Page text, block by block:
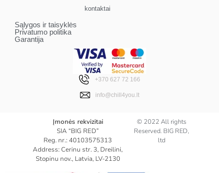
kontaktai
Sąlygos ir taisyklės
Privatumo politika
Garantija
+370 627 72 166
info@chill4you.lt
Įmonės rekvizitai
SIA “BIG RED”
Reg. nr.: 40103575313
Address: Cerinu str. 3, Dreilini,
Stopinu nov., Latvia, LV-2130
© 2022 All rights
Reserved. BIG RED,
ltd